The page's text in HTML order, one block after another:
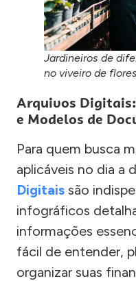
Jardineiros de
no viveiro de
Arquivos
e Modelos de
Para quem busca
aplicáveis no dia a
Digitais são
infográficos
informações
fácil de entender,
organizar suas